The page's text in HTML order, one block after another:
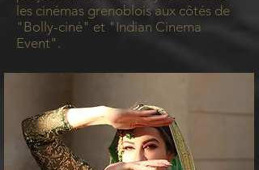
les cinémas grenoblois aux côtés de
"Bolly-ciné" et "Indian Cinema
Event".